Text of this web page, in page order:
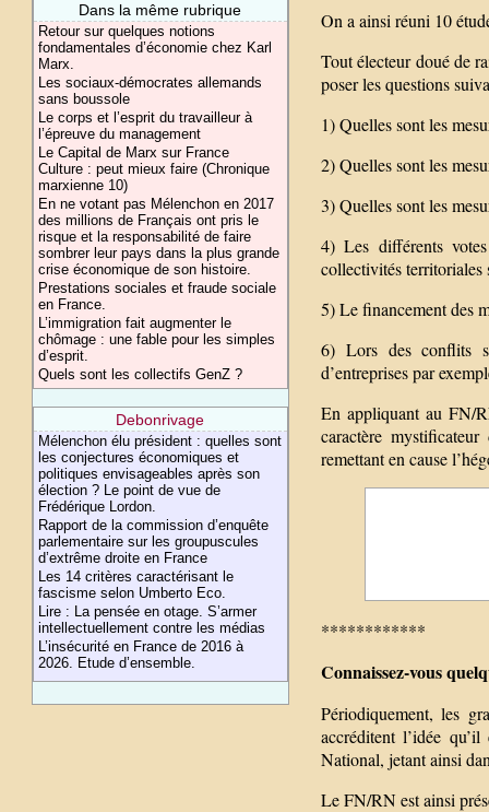
Dans la même rubrique
Retour sur quelques notions
fondamentales d’économie chez Karl
Marx.
Les sociaux-démocrates allemands
sans boussole
Le corps et l’esprit du travailleur à
l’épreuve du management
Le Capital de Marx sur France
Culture : peut mieux faire (Chronique
marxienne 10)
En ne votant pas Mélenchon en 2017
des millions de Français ont pris le
risque et la responsabilité de faire
sombrer leur pays dans la plus grande
crise économique de son histoire.
Prestations sociales et fraude sociale
en France.
L’immigration fait augmenter le
chômage : une fable pour les simples
d’esprit.
Quels sont les collectifs GenZ ?
Debonrivage
Mélenchon élu président : quelles sont
les conjectures économiques et
politiques envisageables après son
élection ? Le point de vue de
Frédérique Lordon.
Rapport de la commission d’enquête
parlementaire sur les groupuscules
d’extrême droite en France
Les 14 critères caractérisant le
fascisme selon Umberto Eco.
Lire : La pensée en otage. S’armer
intellectuellement contre les médias
L’insécurité en France de 2016 à
2026. Etude d’ensemble.
On a ainsi réuni 10
Tout électeur doué de
poser les questions
1) Quelles sont les
2) Quelles sont les
3) Quelles sont les
4) Les différents
collectivités territoriales
5) Le financement des
6) Lors des conflits
d’entreprises par
En appliquant au FN/
caractère
remettant en cause
************
Connaissez-vous
Périodiquement, les
accréditent l’idée
National, jetant ainsi
Le FN/RN est ainsi